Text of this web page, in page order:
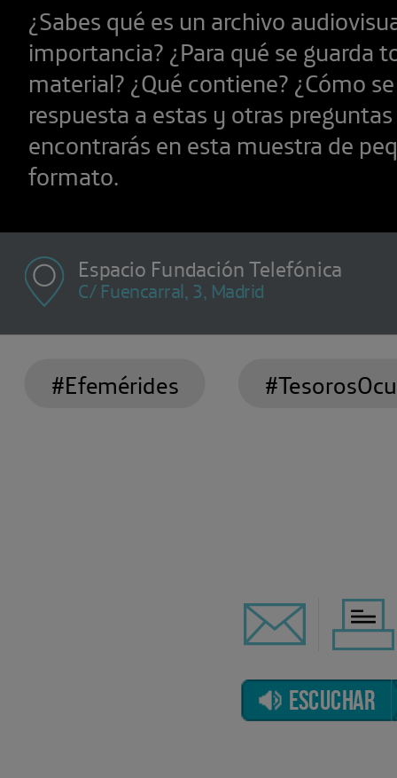
¿Sabes qué es un archivo
importancia? ¿Para qué se guarda
material? ¿Qué contiene? ¿Cómo
respuesta a estas y otras
encontrarás en esta muestra de
formato.
Espacio Fundación Telefónica
C/ Fuencarral, 3, Madrid
#Efemérides
ESCUCHAR